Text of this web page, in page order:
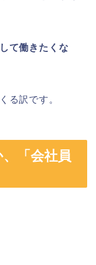
て働きたくな
る訳です。
「会社員